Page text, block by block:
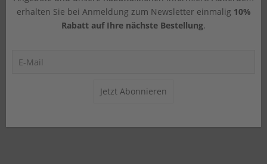
erhalten Sie bei Anmeldung zum Newsletter einmalig 10%
Rabatt auf Ihre nächste Bestellung.
Jetzt Abonnieren